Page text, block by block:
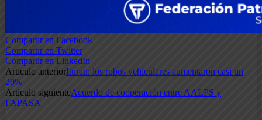
Compartir en Facebook
Compartir en Twitter
Compartir en LinkedIn
Artículo anteriorIturan: los robos vehiculares aumentaron casi un
20%
Artículo siguienteAcuerdo de cooperación entre AALPS y
FAPASA